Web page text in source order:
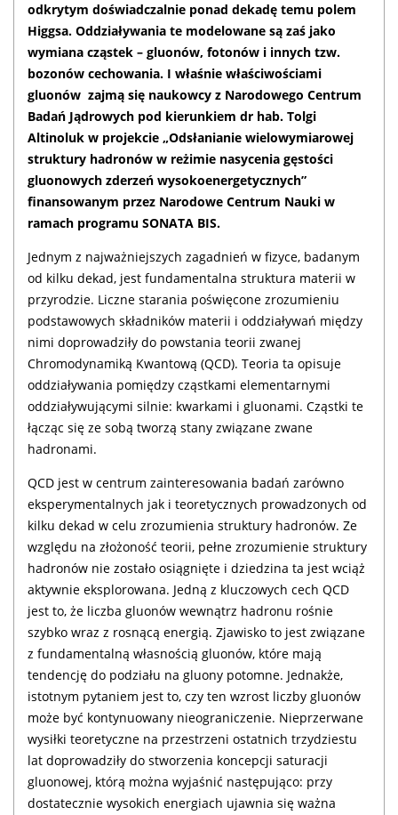
odkrytym doświadczalnie ponad dekadę temu polem
Higgsa. Oddziaływania te modelowane są zaś jako
wymiana cząstek – gluonów, fotonów i innych tzw.
bozonów cechowania. I właśnie właściwościami
gluonów zajmą się naukowcy z Narodowego Centrum
Badań Jądrowych pod kierunkiem dr hab. Tolgi
Altinoluk w projekcie „Odsłanianie wielowymiarowej
struktury hadronów w reżimie nasycenia gęstości
gluonowych zderzeń wysokoenergetycznych”
finansowanym przez Narodowe Centrum Nauki w
ramach programu SONATA BIS.
Jednym z najważniejszych zagadnień w fizyce, badanym
od kilku dekad, jest fundamentalna struktura materii w
przyrodzie. Liczne starania poświęcone zrozumieniu
podstawowych składników materii i oddziaływań między
nimi doprowadziły do powstania teorii zwanej
Chromodynamiką Kwantową (QCD). Teoria ta opisuje
oddziaływania pomiędzy cząstkami elementarnymi
oddziaływującymi silnie: kwarkami i gluonami. Cząstki te
łącząc się ze sobą tworzą stany związane zwane
hadronami.
QCD jest w centrum zainteresowania badań zarówno
eksperymentalnych jak i teoretycznych prowadzonych od
kilku dekad w celu zrozumienia struktury hadronów. Ze
względu na złożoność teorii, pełne zrozumienie struktury
hadronów nie zostało osiągnięte i dziedzina ta jest wciąż
aktywnie eksplorowana. Jedną z kluczowych cech QCD
jest to, że liczba gluonów wewnątrz hadronu rośnie
szybko wraz z rosnącą energią. Zjawisko to jest związane
z fundamentalną własnością gluonów, które mają
tendencję do podziału na gluony potomne. Jednakże,
istotnym pytaniem jest to, czy ten wzrost liczby gluonów
może być kontynuowany nieograniczenie. Nieprzerwane
wysiłki teoretyczne na przestrzeni ostatnich trzydziestu
lat doprowadziły do stworzenia koncepcji saturacji
gluonowej, którą można wyjaśnić następująco: przy
dostatecznie wysokich energiach ujawnia się ważna